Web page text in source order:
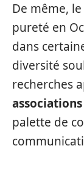
De même,
pureté en
dans
diversité
recherches
associations
palette de